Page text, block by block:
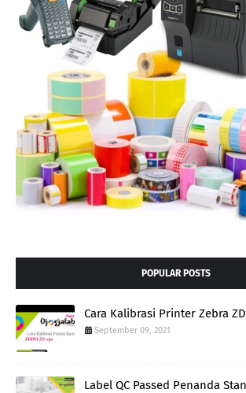
POPULAR POSTS
Cara Kalibrasi Printer Zebra
September 09, 2021
Label QC Passed Penanda